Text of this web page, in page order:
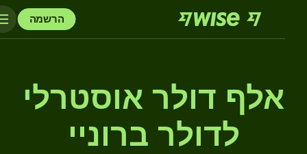
הרשמה
אלף דולר אוסטרלי
לדולר ברוניי